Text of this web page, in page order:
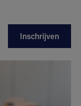
Inschrijven